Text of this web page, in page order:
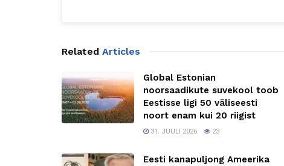
Related Articles
Global Estonian
noorsaadikute suvekool toob
Eestisse ligi 50 väliseesti
noort enam kui 20 riigist
31. JUULI 2026 23
Eesti kanapuljong Ameerika